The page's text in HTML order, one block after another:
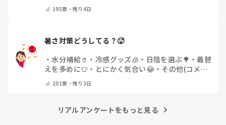
195票・残り4日
暑さ対策どうしてる？🥵
・水分補給🥤 ・ 冷感グッズ🧊 ・ 日陰を選ぶ🌳 ・着替
えを多めに👕 ・ とにかく気合い😂・ その他(コメン
201票・残り3日
リアルアンケートをもっと見る